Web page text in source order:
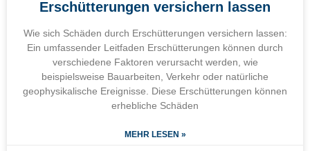
Erschütterungen versichern lassen
Wie sich Schäden durch Erschütterungen versichern lassen:
Ein umfassender Leitfaden Erschütterungen können durch
verschiedene Faktoren verursacht werden, wie
beispielsweise Bauarbeiten, Verkehr oder natürliche
geophysikalische Ereignisse. Diese Erschütterungen können
erhebliche Schäden
MEHR LESEN »